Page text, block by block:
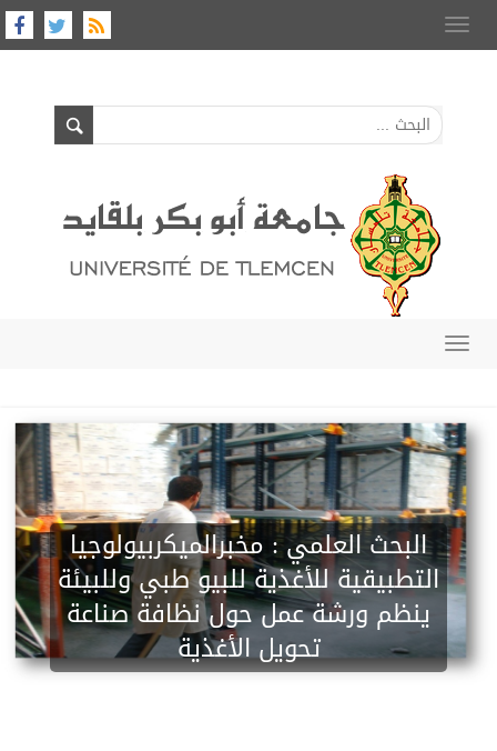
Toggle
navigation
Toggle
البحث العلمي :مخبرالميكربيولوجيا
التطبيقية للأغذية للبيو طبي وللبيئة
ينظم ورشة عمل حول نظافة صناعة
تحويل الأغذية